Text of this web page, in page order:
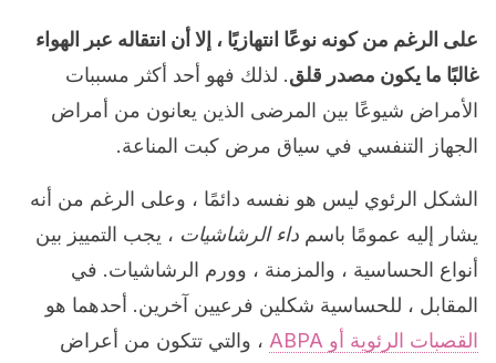
على الرغم من كونه نوعًا انتهازيًا ، إلا أن انتقاله عبر الهواء
غالبًا ما يكون مصدر قلق. لذلك فهو أحد أكثر مسببات
الأمراض شيوعًا بين المرضى الذين يعانون من أمراض
الجهاز التنفسي في سياق مرض كبت المناعة.
الشكل الرئوي ليس هو نفسه دائمًا ، وعلى الرغم من أنه
يشار إليه عمومًا باسم داء الرشاشيات ، يجب التمييز بين
أنواع الحساسية ، والمزمنة ، وورم الرشاشيات. في
المقابل ، للحساسية شكلين فرعيين آخرين. أحدهما هو
القصبات الرئوية أو ABPA
، والتي تتكون من أعراض